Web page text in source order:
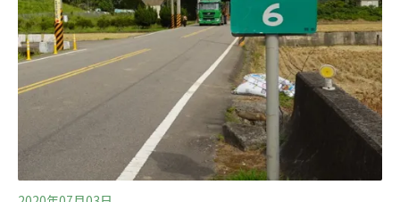
過一讀，「市府一級主管在草案審查過程中不看、不聽、
不列席開會，現在都要三讀了才在抱怨。」議長張清照也
說，應尊重委員會的實質審查，「不能因為市府官員沒去
開會就退回。」在一陣混亂聲中本案完成三讀。比苗栗更
嚴格 台中市《石虎條例》增河川水利工程需諮詢友善工法
台灣僅存的原生種貓科動物石虎，近年受棲地破碎化